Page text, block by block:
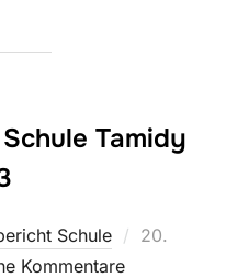
Tamidy
Schule
20.
Kommentare